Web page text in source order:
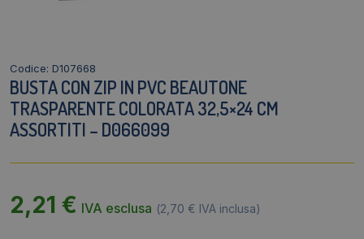
Codice: D107668
BUSTA CON ZIP IN PVC BEAUTONE
TRASPARENTE COLORATA 32,5×24 CM
ASSORTITI – D066099
2,21 € IVA esclusa (2,70 € IVA inclusa)